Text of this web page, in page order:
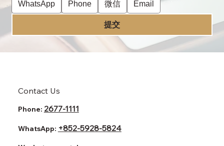
WhatsApp Phone 微信 Email
提交
Contact Us
Phone: 2677-1111
WhatsApp: +852-5928-5824